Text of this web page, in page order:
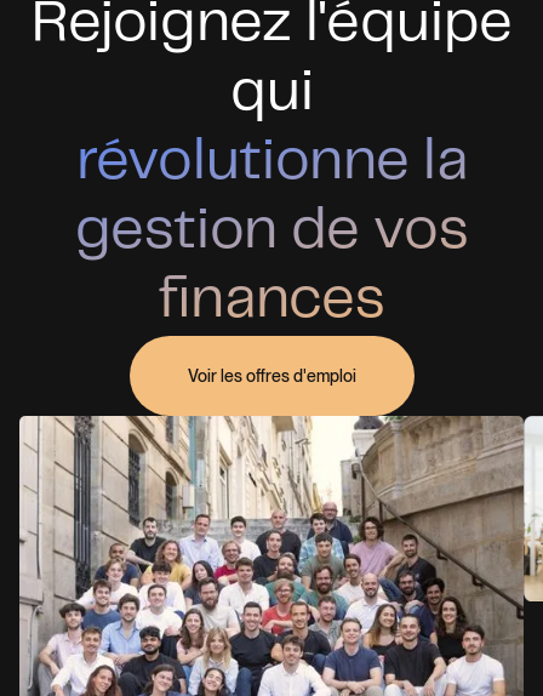
Rejoignez l'équipe
qui
révolutionne la
gestion de vos
finances
Voir les offres d'emploi